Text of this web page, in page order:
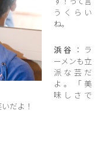
うくらい
ね。
浜谷 ：ラ
ーメンも立
派な芸だ
よ。「美
味しさで
だよ！